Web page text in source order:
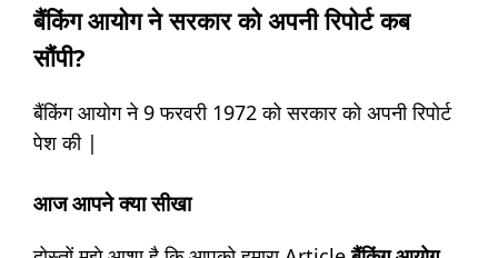
बैंकिंग आयोग ने सरकार को अपनी रिपोर्ट कब
सौंपी?
बैंकिंग आयोग ने 9 फरवरी 1972 को सरकार को अपनी रिपोर्ट
पेश की |
आज आपने क्या सीखा